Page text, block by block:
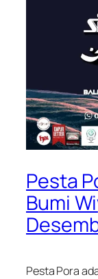
Pesta
Bumi
Pesta Pora